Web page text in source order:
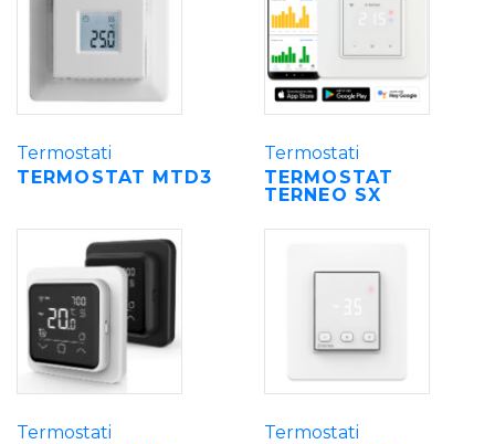
Termostati
TERMOSTAT MTD3
Termostati
TERMOSTAT
TERNEO SX
Termostati
Termostati